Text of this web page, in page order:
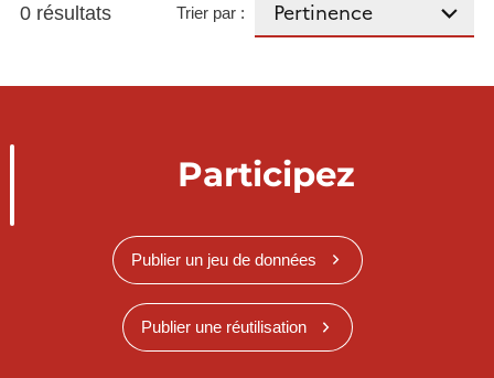
0 résultats Trier par :
Participez
Publier un jeu de données
Publier une réutilisation